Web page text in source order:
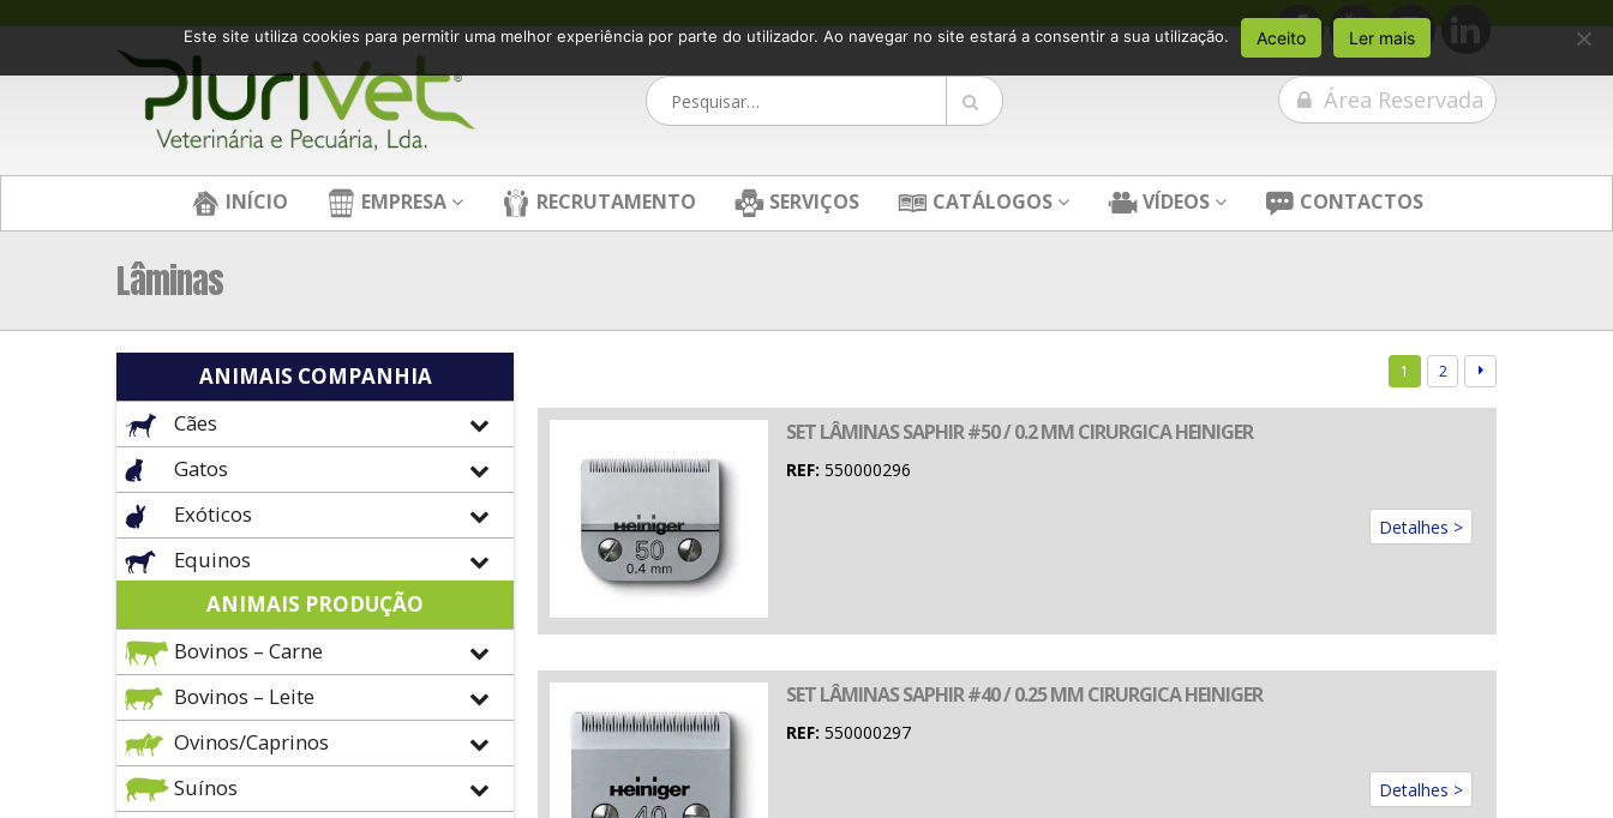
Área Reservada
INÍCIO EMPRESA RECRUTAMENTO SERVIÇOS CATÁLOGOS VÍDEOS CONTACTOS
Lâminas
1 2
SET LÂMINAS SAPHIR #50 / 0.2 MM CIRURGICA HEINIGER
REF: 550000296
Detalhes >
SET LÂMINAS SAPHIR #40 / 0.25 MM CIRURGICA HEINIGER
REF: 550000297
Detalhes >
ANIMAIS COMPANHIA
Cães
Gatos
Exóticos
Equinos
ANIMAIS PRODUÇÃO
Bovinos – Carne
Bovinos – Leite
Ovinos/Caprinos
Suínos
Este site utiliza cookies para permitir uma melhor experiência por parte do utilizador. Ao navegar no site estará a consentir a sua utilização. Aceito Ler mais